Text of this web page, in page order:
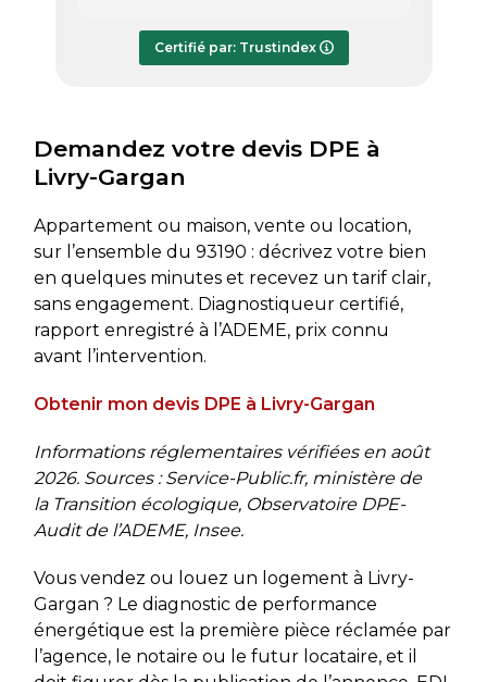
Le rapport de diagnostic m’a été
transmis dès le lundi soir, ce qui est
Certifié par: Trustindex
Demandez votre devis DPE à
Livry-Gargan
Appartement ou maison, vente ou location,
sur l’ensemble du 93190 : décrivez votre bien
en quelques minutes et recevez un tarif clair,
sans engagement. Diagnostiqueur certifié,
rapport enregistré à l’ADEME, prix connu
avant l’intervention.
Obtenir mon devis DPE à Livry-Gargan
Informations réglementaires vérifiées en août
2026. Sources : Service-Public.fr, ministère de
la Transition écologique, Observatoire DPE-
Audit de l’ADEME, Insee.
Vous vendez ou louez un logement à Livry-
Gargan ? Le diagnostic de performance
énergétique est la première pièce réclamée par
l’agence, le notaire ou le futur locataire, et il